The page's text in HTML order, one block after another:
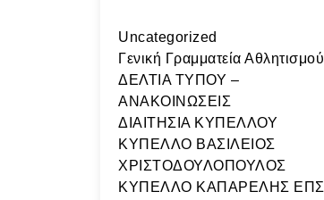
Uncategorized
Γενική Γραμματεία Αθλητισμού
ΔΕΛΤΙΑ ΤΥΠΟΥ –
ΑΝΑΚΟΙΝΩΣΕΙΣ
ΔΙΑΙΤΗΣΙΑ ΚΥΠΕΛΛΟΥ
ΚΥΠΕΛΛΟ ΒΑΣΙΛΕΙΟΣ
ΧΡΙΣΤΟΔΟΥΛΟΠΟΥΛΟΣ
ΚΥΠΕΛΛΟ ΚΑΠΑΡΕΛΗΣ ΕΠΣ